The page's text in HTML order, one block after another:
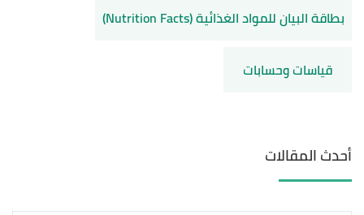
بطاقة البيان للمواد الغذائية (Nutrition Facts)
قياسات وحسابات
أحدث المقالات